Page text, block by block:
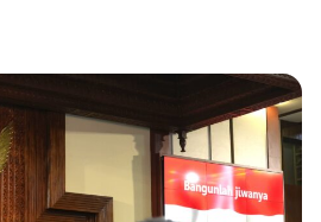
A
p
p
a
m